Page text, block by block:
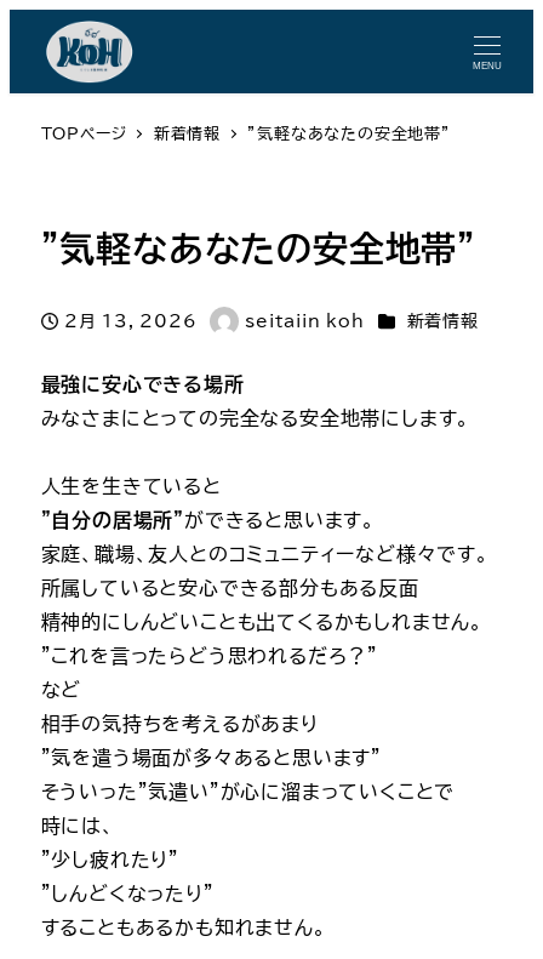
MENU
TOPページ 新着情報 ”気軽なあなたの安全地帯”
”気軽なあなたの安全地帯”
投稿日
2月 13, 2026
著
seitaiin koh カテゴリー
新着情報
最強に安心できる場所
みなさまにとっての完全なる安全地帯にします。
人生を生きていると
”自分の居場所”ができると思います。
家庭、職場、友人とのコミュニティーなど様々です。
所属していると安心できる部分もある反面
精神的にしんどいことも出てくるかもしれません。
”これを言ったらどう思われるだろ？”
など
相手の気持ちを考えるがあまり
”気を遣う場面が多々あると思います”
そういった”気遣い”が心に溜まっていくことで
時には、
”少し疲れたり”
”しんどくなったり”
することもあるかも知れません。